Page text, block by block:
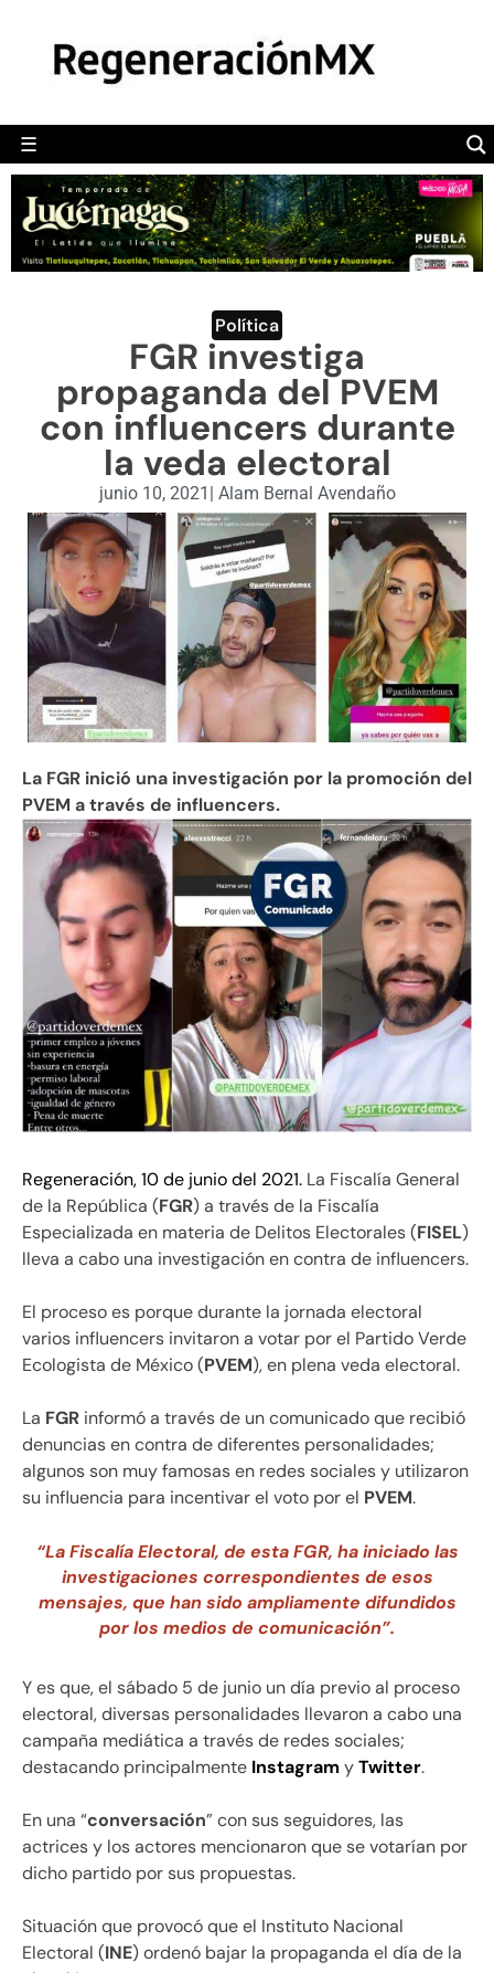
☰
POLÍTICA
CAMALEÓN
OPINIÓN
DEPORTES
ENGLISH SECTION
VIDEOS
Política
FGR investiga
propaganda del PVEM
con influencers durante
la veda electoral
junio 10, 2021 | Alam Bernal Avendaño
La FGR inició una investigación por la promoción del
PVEM a través de influencers.
Regeneración, 10 de junio del 2021. La Fiscalía General
de la República (FGR) a través de la Fiscalía
Especializada en materia de Delitos Electorales (FISEL)
lleva a cabo una investigación en contra de influencers.
El proceso es porque durante la jornada electoral
varios influencers invitaron a votar por el Partido Verde
Ecologista de México (PVEM), en plena veda electoral.
La FGR informó a través de un comunicado que recibió
denuncias en contra de diferentes personalidades;
algunos son muy famosas en redes sociales y utilizaron
su influencia para incentivar el voto por el PVEM.
“La Fiscalía Electoral, de esta FGR, ha iniciado las
investigaciones correspondientes de esos
mensajes, que han sido ampliamente difundidos
por los medios de comunicación”.
Y es que, el sábado 5 de junio un día previo al proceso
electoral, diversas personalidades llevaron a cabo una
campaña mediática a través de redes sociales;
destacando principalmente InstagramyTwitter.
En una “conversación” con sus seguidores, las
actrices y los actores mencionaron que se votarían por
dicho partido por sus propuestas.
Situación que provocó que el Instituto Nacional
Electoral (INE) ordenó bajar la propaganda el día de la